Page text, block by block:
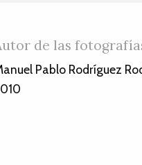
de las
Pablo Rodríguez